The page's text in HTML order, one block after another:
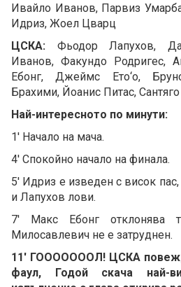
Ивайло Иванов, Парвиз
Идриз, Жоел Цварц
ЦСКА: Фьодор Лапухов,
Иванов, Факундо Родригес,
Ебонг, Джеймс Ето‘о,
Брахими, Йоанис Питас,
Най-интересното по минути:
1' Начало на мача.
4' Спокойно начало на финала.
5' Идриз е изведен с висок
и Лапухов лови.
7' Макс Ебонг отклонява
Милосавлевич не е затруднен.
11' ГОООООООЛ! ЦСКА
фаул, Годой скача